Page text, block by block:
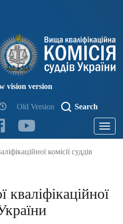
vision version
Old Version Search
Toggle
комісії суддів